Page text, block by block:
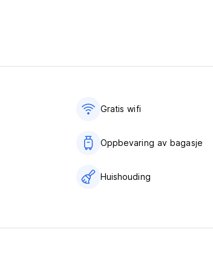
Gratis wifi‎
Oppbevaring av bagasje
Huishouding